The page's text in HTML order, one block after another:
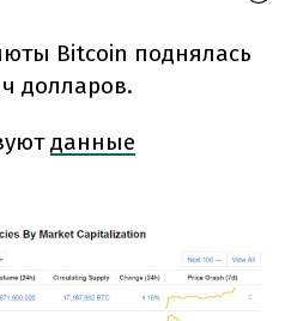
Вitcoin поднялась
долларов.
данные